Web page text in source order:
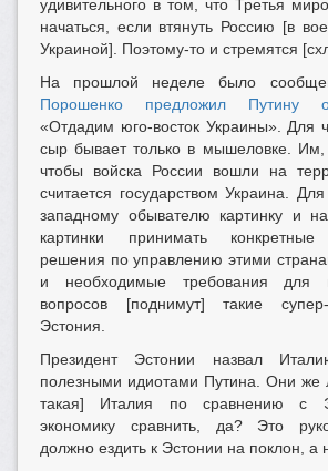
удивительного в том, что Третья
начаться, если втянуть Россию [в
Украиной]. Поэтому-то и стремятся
На прошлой неделе было
Порошенко предложил Путину
«Отдадим юго-восток Украины». Для
сыр бывает только в мышеловке. Им,
чтобы войска России вошли на
считается государством Украина.
западному обывателю картинку и
картинки принимать конкретные
решения по управлению этими
и необходимые требования для
вопросов [поднимут] такие супер-
Эстония.
Президент Эстонии назвал
полезными идиотами Путина. Они же
такая] Италия по сравнению с
экономику сравнить, да? Это
должно ездить к Эстонии на поклон, а